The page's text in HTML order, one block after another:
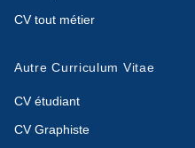
CV tout métier
Autre Curriculum Vitae
CV étudiant
CV Graphiste